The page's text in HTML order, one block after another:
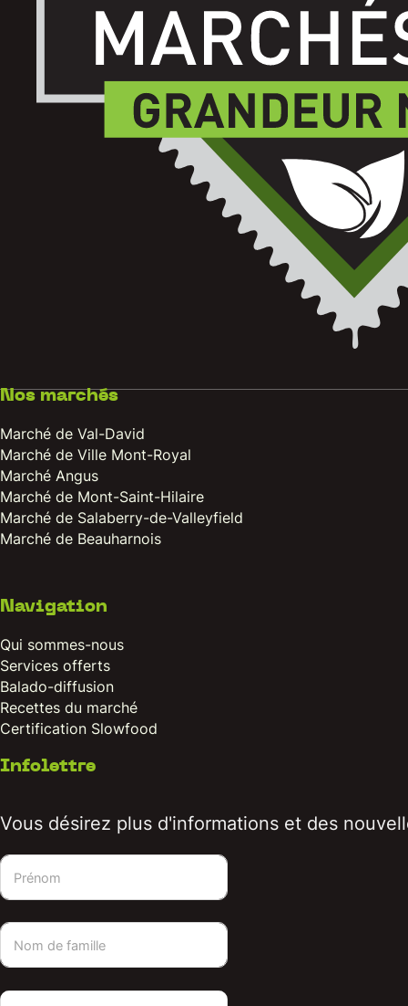
Nos marchés
Marché de Val-David
Marché de Ville Mont-Royal
Marché Angus
Marché de Mont-Saint-Hilaire
Marché de Salaberry-de-Valleyfield
Marché de Beauharnois
Navigation
Qui sommes-nous
Services offerts
Balado-diffusion
Recettes du marché
Certification Slowfood
Infolettre
Vous désirez plus d'informations et des